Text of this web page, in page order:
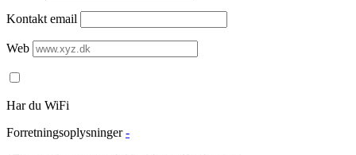
Kontakt email
Web
Har du WiFi
Forretningsoplysninger -